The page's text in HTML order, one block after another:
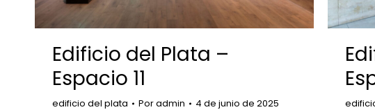
Edificio del Plata –
Espacio 11
edificio del plata Poradmin 4 de junio de 2025